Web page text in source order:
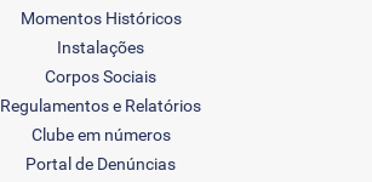
Momentos Históricos
Instalações
Corpos Sociais
Regulamentos e Relatórios
Clube em números
Portal de Denúncias